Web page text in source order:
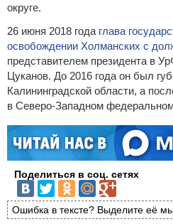
округе.
26 июня 2018 года глава
освобождении Холманских с
представителем президента в
Цуканов. До 2016 года он был
Калининградской области, а
в Северо-Западном федеральном
Поделиться в соц. сетях
Ошибка в тексте? Выделите её